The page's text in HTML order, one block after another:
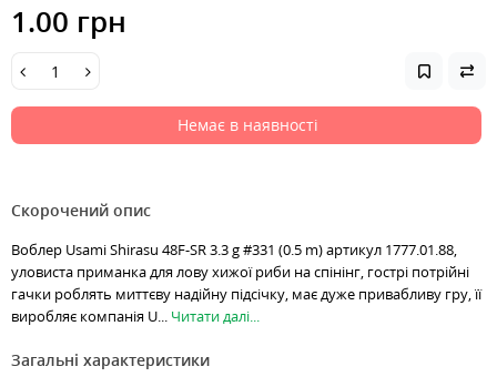
1.00 грн
Немає в наявності
Скорочений опис
Воблер Usami Shirasu 48F-SR 3.3 g #331 (0.5 m) артикул 1777.01.88,
уловиста приманка для лову хижої риби на спінінг, гострі потрійні
гачки роблять миттєву надійну підсічку, має дуже привабливу гру, її
виробляє компанія U... Читати далі...
Загальні характеристики